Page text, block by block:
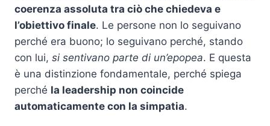
coerenza assoluta tra ciò che chiedeva e
l’obiettivo finale. Le persone non lo seguivano
perché era buono; lo seguivano perché, stando
con lui, si sentivano parte di un’epopea. E questa
è una distinzione fondamentale, perché spiega
perché la leadership non coincide
automaticamente con la simpatia.